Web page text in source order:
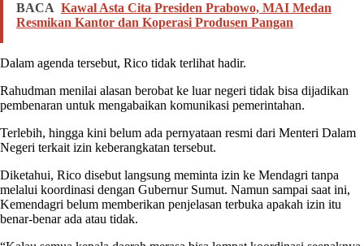
BACA Kawal Asta Cita Presiden Prabowo, MAI Medan
Resmikan Kantor dan Koperasi Produsen Pangan
Dalam agenda tersebut, Rico tidak terlihat hadir.
Rahudman menilai alasan berobat ke luar negeri tidak bisa dijadikan
pembenaran untuk mengabaikan komunikasi pemerintahan.
Terlebih, hingga kini belum ada pernyataan resmi dari Menteri Dalam
Negeri terkait izin keberangkatan tersebut.
Diketahui, Rico disebut langsung meminta izin ke Mendagri tanpa
melalui koordinasi dengan Gubernur Sumut. Namun sampai saat ini,
Kemendagri belum memberikan penjelasan terbuka apakah izin itu
benar-benar ada atau tidak.